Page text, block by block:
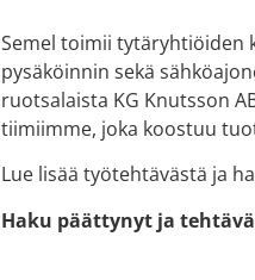
Semel toimii tytäryhtiöiden
pysäköinnin sekä
ruotsalaista KG Knutsson
tiimiimme, joka koostuu
Lue lisää työtehtävästä ja
Haku päättynyt ja